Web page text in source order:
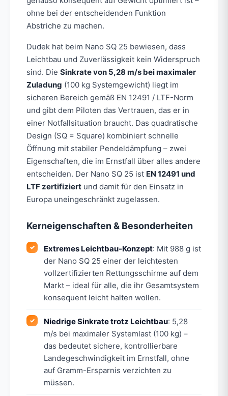
ohne bei der entscheidenden Funktion
Abstriche zu machen.
Dudek hat beim Nano SQ 25 bewiesen, dass
Leichtbau und Zuverlässigkeit kein Widerspruch
sind. Die Sinkrate von 5,28 m/s bei maximaler
Zuladung (100 kg Systemgewicht) liegt im
sicheren Bereich gemäß EN 12491 / LTF-Norm
und gibt dem Piloten das Vertrauen, das er in
einer Notfallsituation braucht. Das quadratische
Design (SQ = Square) kombiniert schnelle
Öffnung mit stabiler Pendeldämpfung – zwei
Eigenschaften, die im Ernstfall über alles andere
entscheiden. Der Nano SQ 25 ist EN 12491 und
LTF zertifiziert und damit für den Einsatz in
Europa uneingeschränkt zugelassen.
Kerneigenschaften & Besonderheiten
Extremes Leichtbau-Konzept: Mit 988 g ist
der Nano SQ 25 einer der leichtesten
vollzertifizierten Rettungsschirme auf dem
Markt – ideal für alle, die ihr Gesamtsystem
konsequent leicht halten wollen.
Niedrige Sinkrate trotz Leichtbau: 5,28
m/s bei maximaler Systemlast (100 kg) –
das bedeutet sichere, kontrollierbare
Landegeschwindigkeit im Ernstfall, ohne
auf Gramm-Ersparnis verzichten zu
müssen.